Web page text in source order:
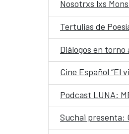
Nosotrxs lxs
Tertulias de
Diálogos en
Cine Español “El
Podcast LUNA:
Suchai presenta: